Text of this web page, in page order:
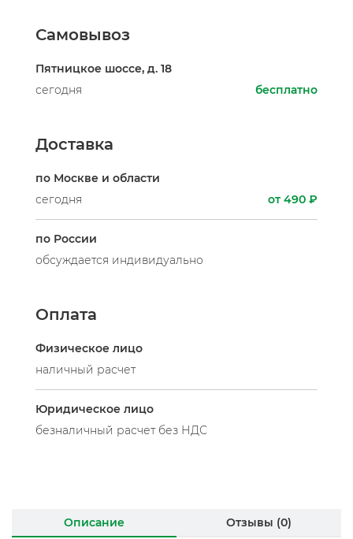
Самовывоз
Пятницкое шоссе, д. 18
сегодня
бесплатно
Доставка
по Москве и области
сегодня
от 490 ₽
по России
обсуждается индивидуально
Оплата
Физическое лицо
наличный расчет
Юридическое лицо
безналичный расчет без НДС
Описание Отзывы (0)